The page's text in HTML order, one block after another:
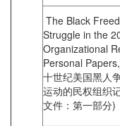
The Black
Struggle in the
Organizational
Personal
十世纪美国黑人
运动的民权组织
文件：第一部分)